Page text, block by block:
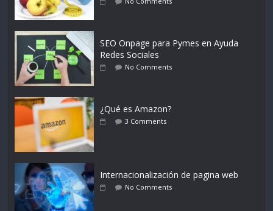
SEO Onpage para Pymes en Ayuda
Redes Sociales
No Comments
¿Qué es Amazon?
3 Comments
Internacionalización de pagina web
No Comments